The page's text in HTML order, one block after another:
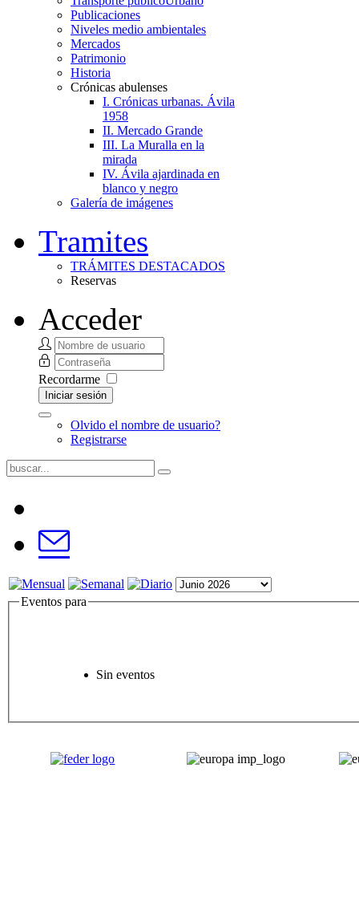
Publicaciones
Niveles medio ambientales
Mercados
Patrimonio
Historia
Crónicas abulenses
I. Crónicas urbanas. Ávila
1958
II. Mercado Grande
III. La Muralla en la
mirada
IV. Ávila ajardinada en
blanco y negro
Galería de imágenes
Tramites
TRÁMITES DESTACADOS
Reservas
Acceder
Recordarme
Iniciar sesión
Olvido el nombre de usuario?
Registrarse
Eventos para
Sin eventos